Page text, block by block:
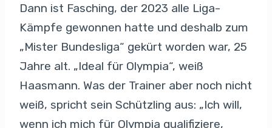
Dann ist Fasching, der 2023 alle Liga-
Kämpfe gewonnen hatte und deshalb zum
„Mister Bundesliga“ gekürt worden war, 25
Jahre alt. „Ideal für Olympia“, weiß
Haasmann. Was der Trainer aber noch nicht
weiß, spricht sein Schützling aus: „Ich will,
wenn ich mich für Olympia qualifiziere,